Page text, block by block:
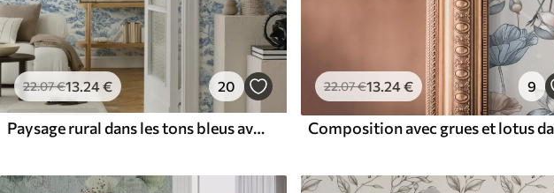
22.07€13.24€ 20
Paysage rural dans les tons bleus avec des moutons et des arbres
22.07€13.24€ 9